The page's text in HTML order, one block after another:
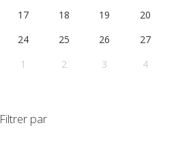
17 18 19
20
24 25 26
27
1 2 3 4
Filtrer par